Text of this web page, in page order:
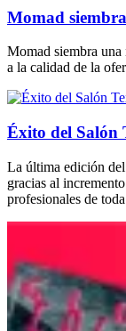
Momad
Momad siembra una
a la calidad de la
Éxito del Salón
La última edición
gracias al
profesionales de toda